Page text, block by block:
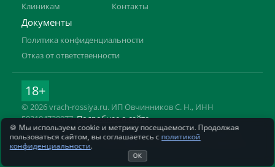
Клиникам
Контакты
Документы
Политика конфиденциальности
Отказ от ответственности
18+
© 2026 vrach-rossiya.ru. ИП Овчинников С. Н., ИНН
592104728977.Подробнее о сайте
Информация на сайте не заменяет приём врача. Имеются
противопоказания, необходима консультация специалиста.
🍪 Мы используем cookie и метрику посещаемости. Продолжая
пользоваться сайтом, вы соглашаетесь с политикой
конфиденциальности.
ОК